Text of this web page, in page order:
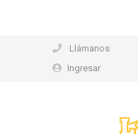
Llámanos
Ingresar